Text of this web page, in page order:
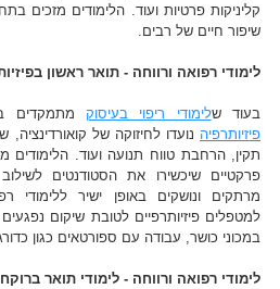
קליניקות פרטיות ועוד. הלימודים מזכים
שיפור חיים של רבים.
לימודי רפואה ורווחה - תואר ראשון
בעוד שלימודי ריפוי בעיסוק מתמקדים
פיזיותרפיה נועדו לחיזוקה של
תקין, הרחבת טווח תנועה ועוד. הלימודים
פרקטיים שיכשירו את הסטודנטים
מרתקים ונושקים באופן ישיר ללימודי
למטפלים פיזיותרפיים לטובת שיקום
במכוני כושר, עבודה עם ספורטאים כגון
לימודי רפואה ורווחה - לימודי תואר